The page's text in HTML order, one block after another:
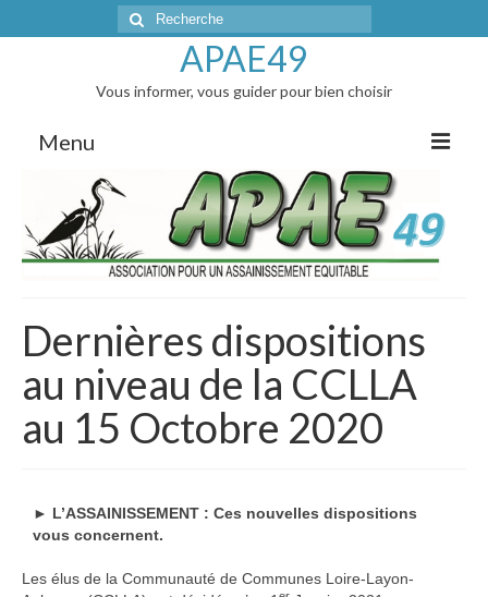
Rechercher
:
APAE49
Vous informer, vous guider pour bien choisir
Menu
Accueil
L’actualité
AG et réunions d’infos
Correspondances avec les Elus
Les membres du bureau
Assainissement Non Collectif (ANC)
Dernières dispositions
au niveau de la CCLLA
au 15 Octobre 2020
► L’ASSAINISSEMENT : Ces nouvelles dispositions
vous concernent.
Les élus de la Communauté de Communes Loire-Layon-